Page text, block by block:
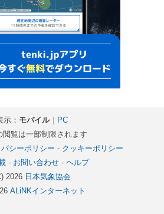
示： モバイル｜ PC
覧は一部制限されます
シーポリシー - クッキーポリシー
- お問い合わせ- ヘルプ
2026 日本気象協会
ALiNKインターネット